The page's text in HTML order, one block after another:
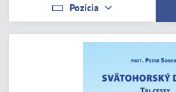
Pozícia